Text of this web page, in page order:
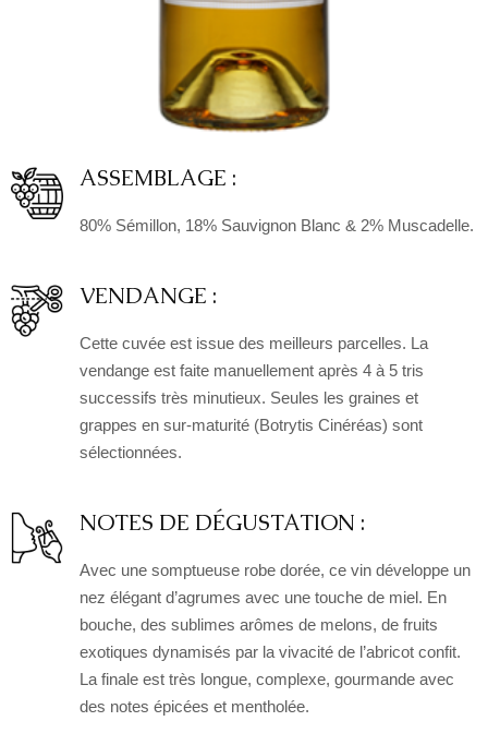
ASSEMBLAGE :
80% Sémillon, 18% Sauvignon Blanc & 2% Muscadelle.
VENDANGE :
Cette cuvée est issue des meilleurs parcelles. La
vendange est faite manuellement après 4 à 5 tris
successifs très minutieux. Seules les graines et
grappes en sur-maturité (Botrytis Cinéréas) sont
sélectionnées.
NOTES DE DÉGUSTATION :
Avec une somptueuse robe dorée, ce vin développe un
nez élégant d’agrumes avec une touche de miel. En
bouche, des sublimes arômes de melons, de fruits
exotiques dynamisés par la vivacité de l’abricot confit.
La finale est très longue, complexe, gourmande avec
des notes épicées et mentholée.